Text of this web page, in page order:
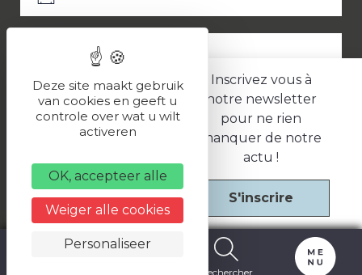
Rechercher
Inscrivez vous à
notre newsletter
pour ne rien
manquer de notre
actu !
S'inscrire
ESPACE PRESSE
LES PARTENAIRES
Politique de confidentialité
Une réalisation
Deze site maakt gebruik
van cookies en geeft u
controle over wat u wilt
activeren
OK, accepteer alle
Weiger alle cookies
Personaliseer